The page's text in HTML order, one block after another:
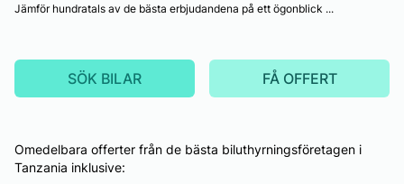
Jämför hundratals av de bästa erbjudandena på ett ögonblick ...
SÖK BILAR FÅ OFFERT
Omedelbara offerter från de bästa biluthyrningsföretagen i
Tanzania inklusive: